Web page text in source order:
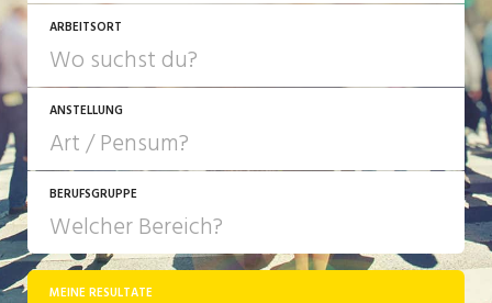
ARBEITSORT
ANSTELLUNG
JOB-TYP
Festanstellung
BERUFSGRUPPE
MEINE RESULTATE